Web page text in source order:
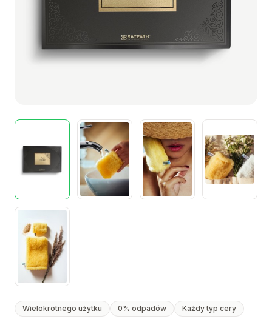
Wielokrotnego użytku 0% odpadów Każdy typ cery